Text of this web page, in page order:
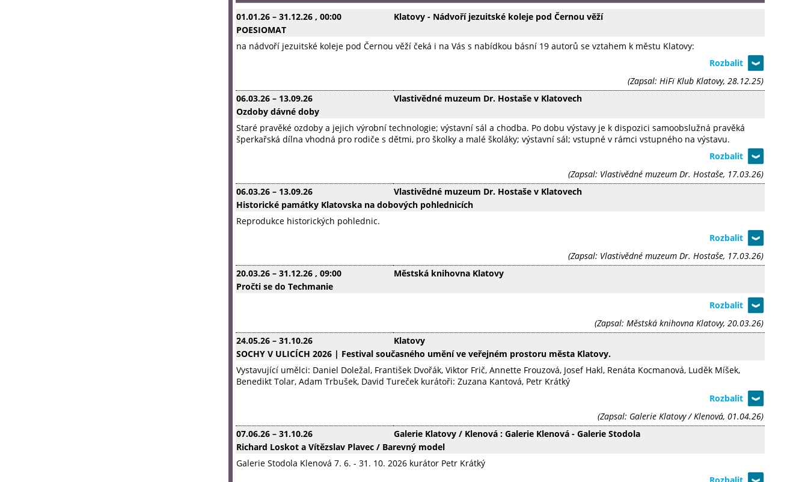
01.01.26– 31.12.26, 00:00
Klatovy - Nádvoří jezuitské koleje pod Černou věží
POESIOMAT
na nádvoří jezuitské koleje pod Černou věží čeká i na Vás s nabídkou básní 19 autorů se vztahem k městu Klatovy:
(Zapsal: HiFï Klub Klatovy, 28.12.25)
06.03.26– 13.09.26
Vlastivědné muzeum Dr. Hostaše v Klatovech
Ozdoby dávné doby
Staré pravěké ozdoby a jejich výrobní technologie; výstavní sál a chodba. Po dobu výstavy je k dispozici samoobslužná pravěká
šperkařská dílna vhodná pro rodiče s dětmi, pro školky a malé školáky; výstavní sál; vstupné v rámci vstupného na výstavu.
(Zapsal: Vlastivědné muzeum Dr. Hostaše, 17.03.26)
06.03.26– 13.09.26
Vlastivědné muzeum Dr. Hostaše v Klatovech
Historické památky Klatovska na dobových pohlednicích
Reprodukce historických pohlednic.
(Zapsal: Vlastivědné muzeum Dr. Hostaše, 17.03.26)
20.03.26– 31.12.26, 09:00
Městská knihovna Klatovy
Pročti se do Techmanie
(Zapsal: Městská knihovna Klatovy, 20.03.26)
24.05.26– 31.10.26
Klatovy
SOCHY V ULICÍCH 2026 | Festival současného umění ve veřejném prostoru města Klatovy.
Vystavující umělci: Daniel Doležal, František Dvořák, Viktor Frič, Annette Frouzová, Josef Hakl, Renáta Kocmanová, Luděk Míšek,
Benedikt Tolar, Adam Trbušek, David Tureček kurátoři: Zuzana Kantová, Petr Krátký
(Zapsal: Galerie Klatovy / Klenová, 01.04.26)
07.06.26– 31.10.26
Galerie Klatovy / Klenová : Galerie Klenová - Galerie Stodola
Richard Loskot a Vítězslav Plavec / Barevný model
Galerie Stodola Klenová 7. 6. - 31. 10. 2026 kurátor Petr Krátký